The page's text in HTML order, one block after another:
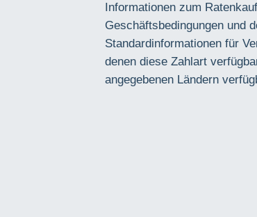
Informationen zum
Geschäftsbedingungen und
Standardinformationen für
denen diese Zahlart
angegebenen Ländern